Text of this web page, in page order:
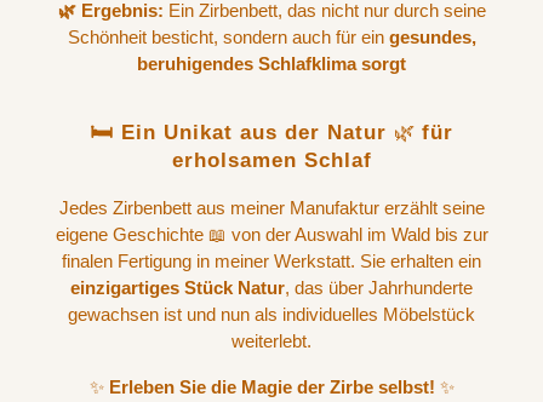
🌿 Ergebnis: Ein Zirbenbett, das nicht nur durch seine
Schönheit besticht, sondern auch für ein gesundes,
beruhigendes Schlafklima sorgt
🛏️ Ein Unikat aus der Natur 🌿 für
erholsamen Schlaf
Jedes Zirbenbett aus meiner Manufaktur erzählt seine
eigene Geschichte 📖 von der Auswahl im Wald bis zur
finalen Fertigung in meiner Werkstatt. Sie erhalten ein
einzigartiges Stück Natur, das über Jahrhunderte
gewachsen ist und nun als individuelles Möbelstück
weiterlebt.
✨ Erleben Sie die Magie der Zirbe selbst! ✨